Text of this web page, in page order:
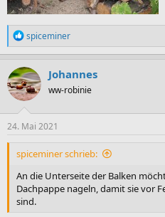
R
e
a
k
t
i
o
n
e
:
spiceminer
Johannes
ww-robinie
24. Mai 2021
spiceminer schrieb:
An die Unterseite der Balken
Dachpappe nageln, damit sie vor
sind.